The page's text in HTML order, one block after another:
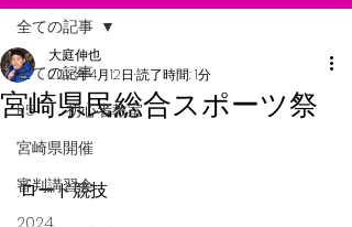
全ての記事
R5 初心者教室
宮崎県開催
審判講習会
2024
全ての記事
宮崎県民総合スポーツ祭
大庭伸也
2018年4月12日 読了時間: 1分
ロード競技